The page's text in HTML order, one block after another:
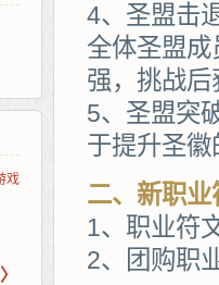
网易游戏
多玩
中华网
Cwan
游一游
40407
5617网游网 一游网
开服网
游戏
〉
4、圣盟击
全体圣盟
强，挑战
5、圣盟突
于提升圣
二、新职业
1、职业符
2、团购职